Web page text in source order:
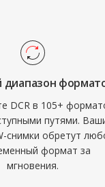
DCR в 105+
путями.
снимки обретут
формат за
мгновения.